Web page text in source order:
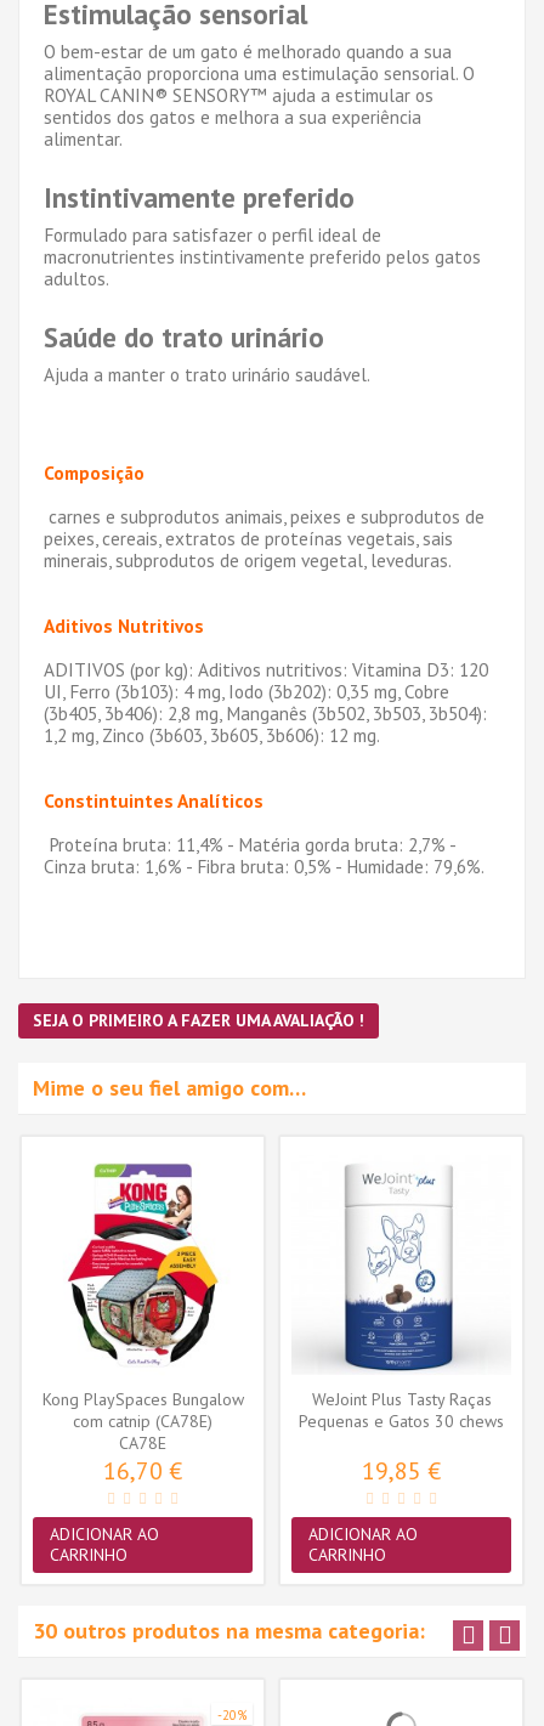
Estimulação sensorial
O bem-estar de um gato é melhorado quando a sua
alimentação proporciona uma estimulação sensorial. O
ROYAL CANIN® SENSORY™ ajuda a estimular os
sentidos dos gatos e melhora a sua experiência
alimentar.
Instintivamente preferido
Formulado para satisfazer o perfil ideal de
macronutrientes instintivamente preferido pelos gatos
adultos.
Saúde do trato urinário
Ajuda a manter o trato urinário saudável.
Composição
carnes e subprodutos animais, peixes e subprodutos de
peixes, cereais, extratos de proteínas vegetais, sais
minerais, subprodutos de origem vegetal, leveduras.
Aditivos Nutritivos
ADITIVOS (por kg): Aditivos nutritivos: Vitamina D3: 120
UI, Ferro (3b103): 4 mg, Iodo (3b202): 0,35 mg, Cobre
(3b405, 3b406): 2,8 mg, Manganês (3b502, 3b503, 3b504):
1,2 mg, Zinco (3b603, 3b605, 3b606): 12 mg.
Constintuintes Analíticos
Proteína bruta: 11,4% - Matéria gorda bruta: 2,7% -
Cinza bruta: 1,6% - Fibra bruta: 0,5% - Humidade: 79,6%.
SEJA O PRIMEIRO A FAZER UMA AVALIAÇÃO !
Mime o seu fiel amigo com…
Kong PlaySpaces Bungalow
com catnip (CA78E)
CA78E
16,70 €
ADICIONAR AO
CARRINHO
WeJoint Plus Tasty Raças
Pequenas e Gatos 30 chews
19,85 €
ADICIONAR AO
CARRINHO
30 outros produtos na mesma categoria:
-20%